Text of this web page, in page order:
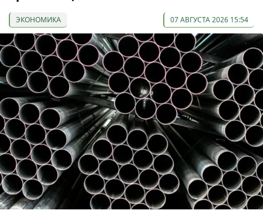
ЭКОНОМИКА 07 АВГУСТА 2026 15:54